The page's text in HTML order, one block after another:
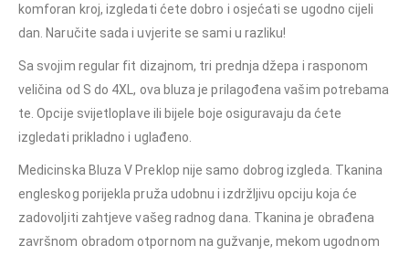
komforan kroj, izgledati ćete dobro i osjećati se ugodno cijeli
dan. Naručite sada i uvjerite se sami u razliku!
Sa svojim regular fit dizajnom, tri prednja džepa i rasponom
veličina od S do 4XL, ova bluza je prilagođena vašim potrebama
te. Opcije svijetloplave ili bijele boje osiguravaju da ćete
izgledati prikladno i uglađeno.
Medicinska Bluza V Preklop nije samo dobrog izgleda. Tkanina
engleskog porijekla pruža udobnu i izdržljivu opciju koja će
zadovoljiti zahtjeve vašeg radnog dana. Tkanina je obrađena
završnom obradom otpornom na gužvanje, mekom ugodnom